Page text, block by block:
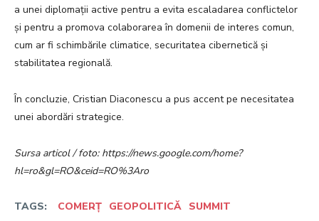
a unei diplomații active pentru a evita escaladarea conflictelor
și pentru a promova colaborarea în domenii de interes comun,
cum ar fi schimbările climatice, securitatea cibernetică și
stabilitatea regională.
În concluzie, Cristian Diaconescu a pus accent pe necesitatea
unei abordări strategice.
Sursa articol / foto: https://news.google.com/home?
hl=ro&gl=RO&ceid=RO%3Aro
TAGS: COMERȚ GEOPOLITICĂ SUMMIT